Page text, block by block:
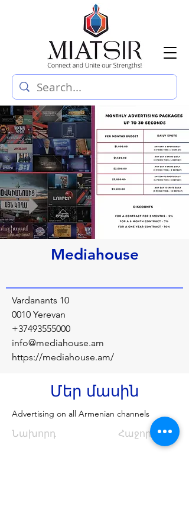
Mediahouse
Vardanants 10
0010 Yerevan
+37493555000
info@mediahouse.am
https://mediahouse.am/
Մեր մասին
Advertising on all Armenian channels
Նախորդ Հաջորդը